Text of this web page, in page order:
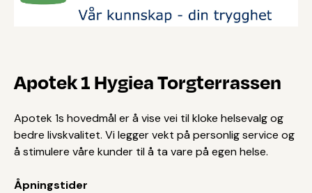
Apotek 1 Hygiea Torgterrassen
Apotek 1s hovedmål er å vise vei til kloke helsevalg og
bedre livskvalitet. Vi legger vekt på personlig service og
å stimulere våre kunder til å ta vare på egen helse.
Åpningstider